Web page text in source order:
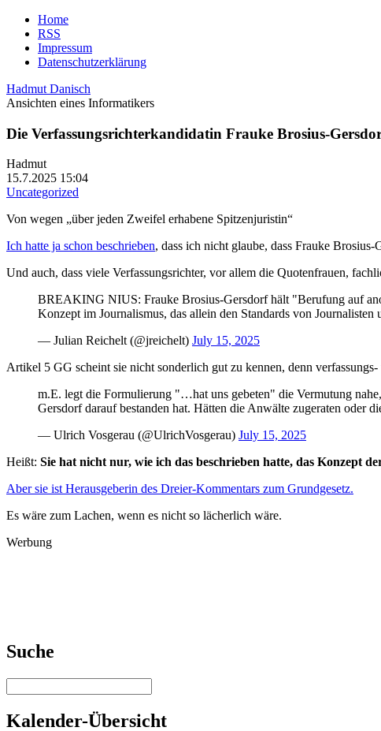
Home
RSS
Impressum
Datenschutzerklärung
Hadmut Danisch
Ansichten eines Informatikers
Die Verfassungsrichterkandidatin Frauke Brosius-
Hadmut
15.7.2025 15:04
Uncategorized
Von wegen „über jeden Zweifel erhabene Spitzenjuristin“
Ich hatte ja schon beschrieben, dass ich nicht glaube, dass Frauke
Und auch, dass viele Verfassungsrichter, vor allem die Quotenfrauen,
BREAKING NIUS: Frauke Brosius-Gersdorf hält "Berufung auf
Konzept im Journalismus, das allein den Standards von
— Julian Reichelt (@jreichelt) July 15, 2025
Artikel 5 GG scheint sie nicht sonderlich gut zu kennen, denn
m.E. legt die Formulierung "…hat uns gebeten" die Vermutung
Gersdorf darauf bestanden hat. Hätten die Anwälte zugeraten oder
— Ulrich Vosgerau (@UlrichVosgerau) July 15, 2025
Heißt: Sie hat nicht nur, wie ich das beschrieben hatte, das Konzept
Aber sie ist Herausgeberin des Dreier-Kommentars zum Grundgesetz.
Es wäre zum Lachen, wenn es nicht so lächerlich wäre.
Werbung
Suche
Kalender-Übersicht